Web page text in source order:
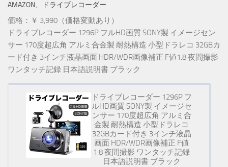
AMAZON、ドライブレコーダー
価格：￥ 3,990（価格変動あり）
ドライブレコーダー 1296P フルHD画質 SONY製 イメージセン
サー 170度超広角 アルミ合金製 耐熱構造 小型ドラレコ 32GBカ
ード付き 3インチ液晶画面 HDR/WDR画像補正 F値1.8 夜間撮影
ワンタッチ記録 日本語説明書 ブラック
ドライブレコーダー 1296P フ
ルHD画質 SONY製 イメージセ
ンサー 170度超広角 アルミ合
金製 耐熱構造 小型ドラレコ
32GBカード付き 3インチ液晶
画面 HDR/WDR画像補正 F値
1.8 夜間撮影 ワンタッチ記録
日本語説明書 ブラック